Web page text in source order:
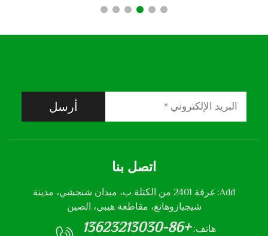
أرسل
اتصل بنا
Add: غرفة 2401 من الكتلة ب، ميدان شنجشي، مدينة
شيجيازوهانغ، مقاطعة هيبي، الصين
هاتف: +86-13623213030